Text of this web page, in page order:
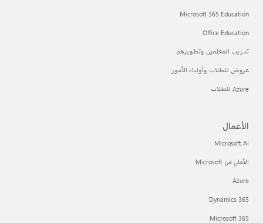
Microsoft 365 Education
Office Education
تدريب المعلمين وتطويرهم
عروض للطلاب وأولياء الأمور
Azure للطلاب
الأعمال
Microsoft AI
الأمان من Microsoft
Azure
Dynamics 365
Microsoft 365